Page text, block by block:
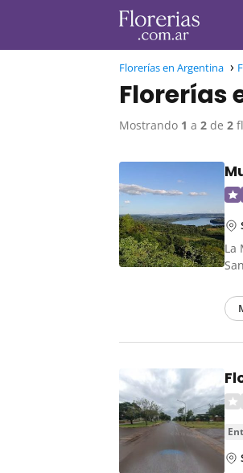
Florerías en Argentina
Florerías
Mostrando 1 a 2 de 2
La